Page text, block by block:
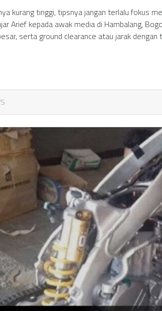
kurang tinggi, tipsnya jangan terlalu fokus
Arief kepada awak media di Hambalang,
serta ground clearance atau jarak